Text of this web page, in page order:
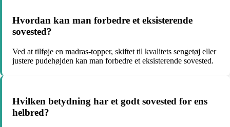
Hvordan kan man forbedre et eksisterende
sovested?
Ved at tilføje en madras-topper, skiftet til kvalitets sengetøj eller
justere pudehøjden kan man forbedre et eksisterende sovested.
Hvilken betydning har et godt sovested for ens
helbred?